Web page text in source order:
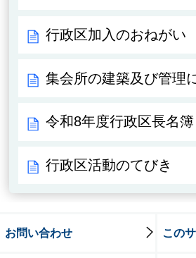
行政区加入のおねがい
集会所の建築及び管理
令和8年度行政区長名簿
行政区活動のてびき
お問い合わせ この